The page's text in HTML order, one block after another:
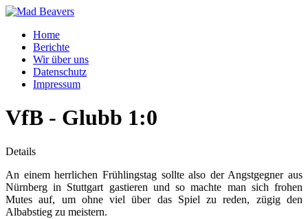
Home
Berichte
Wir über uns
Datenschutz
Impressum
VfB - Glubb 1:0
Details
An einem herrlichen Frühlingstag sollte also der Angstgegner aus
Nürnberg in Stuttgart gastieren und so machte man sich frohen
Mutes auf, um ohne viel über das Spiel zu reden, zügig den
Albabstieg zu meistern.